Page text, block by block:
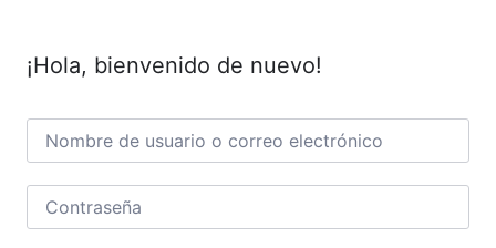
¡Hola, bienvenido de nuevo!